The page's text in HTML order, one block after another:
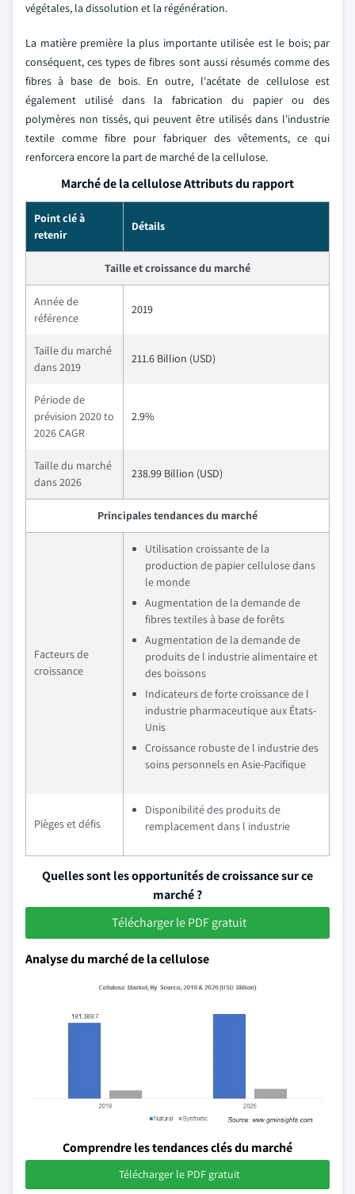
végétales, la dissolution et la régénération.
La matière première la plus importante utilisée est le bois; par
conséquent, ces types de fibres sont aussi résumés comme des
fibres à base de bois. En outre, l'acétate de cellulose est
également utilisé dans la fabrication du papier ou des
polymères non tissés, qui peuvent être utilisés dans l'industrie
textile comme fibre pour fabriquer des vêtements, ce qui
renforcera encore la part de marché de la cellulose.
Marché de la cellulose Attributs du rapport
Point clé à
retenir
Détails
Taille et croissance du marché
Année de
référence
2019
Taille du marché
dans 2019
211.6 Billion (USD)
Période de
prévision 2020 to
2026 CAGR
2.9%
Taille du marché
dans 2026
238.99 Billion (USD)
Principales tendances du marché
Facteurs de
croissance
Utilisation croissante de la
production de papier cellulose dans
le monde
Augmentation de la demande de
fibres textiles à base de forêts
Augmentation de la demande de
produits de l industrie alimentaire et
des boissons
Indicateurs de forte croissance de l
industrie pharmaceutique aux États-
Unis
Croissance robuste de l industrie des
soins personnels en Asie-Pacifique
Pièges et défis
Disponibilité des produits de
remplacement dans l industrie
Quelles sont les opportunités de croissance sur ce
marché ?
Télécharger le PDF gratuit
Analyse du marché de la cellulose
Comprendre les tendances clés du marché
Télécharger le PDF gratuit